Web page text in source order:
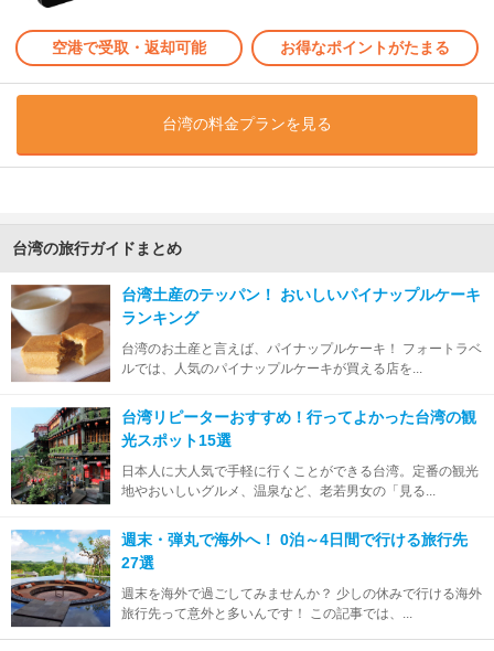
空港で受取・返却可能 お得なポイントがたまる
台湾の料金プランを見る
台湾の旅行ガイドまとめ
台湾土産のテッパン！ おいしいパイナップルケーキ
ランキング
台湾のお土産と言えば、パイナップルケーキ！ フォートラベ
ルでは、人気のパイナップルケーキが買える店を...
台湾リピーターおすすめ！行ってよかった台湾の観
光スポット15選
日本人に大人気で手軽に行くことができる台湾。定番の観光
地やおいしいグルメ、温泉など、老若男女の「見る...
週末・弾丸で海外へ！ 0泊～4日間で行ける旅行先
27選
週末を海外で過ごしてみませんか？ 少しの休みで行ける海外
旅行先って意外と多いんです！ この記事では、...